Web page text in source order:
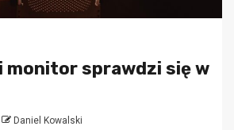
monitor sprawdzi się w
Daniel Kowalski